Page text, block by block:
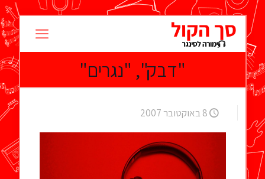
"דבק", "נגרים"
8 באוקטובר 2007